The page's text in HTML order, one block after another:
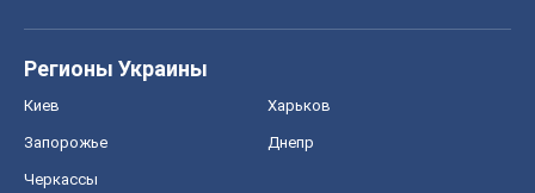
Регионы Украины
Киев Харьков
Запорожье Днепр
Черкассы